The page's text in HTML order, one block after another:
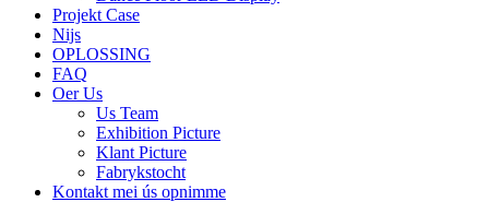
Projekt Case
Nijs
OPLOSSING
FAQ
Oer Us
Us Team
Exhibition Picture
Klant Picture
Fabrykstocht
Kontakt mei ús opnimme